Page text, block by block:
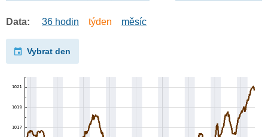
Data: 36 hodin týden měsíc
Vybrat den